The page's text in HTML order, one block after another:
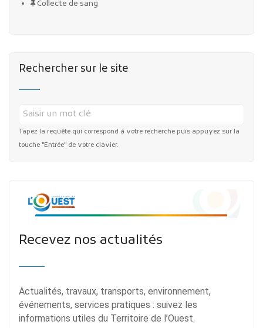
Collecte de sang
Rechercher sur le site
Tapez la requête qui correspond à votre recherche puis appuyez sur la
touche "Entrée" de votre clavier.
Recevez nos actualités
Actualités, travaux, transports, environnement,
événements, services pratiques : suivez les
informations utiles du Territoire de l’Ouest.